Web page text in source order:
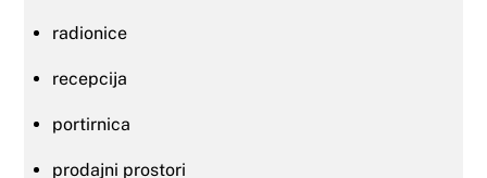
radionice
recepcija
portirnica
prodajni prostori